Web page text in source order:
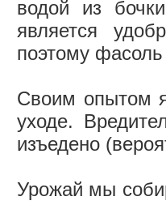
водой из
является
поэтому
Своим опытом
уходе.
изъедено
Урожай мы